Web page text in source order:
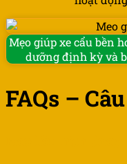
Mẹo giúp xe cẩu bền
dưỡng định kỳ và
FAQs –